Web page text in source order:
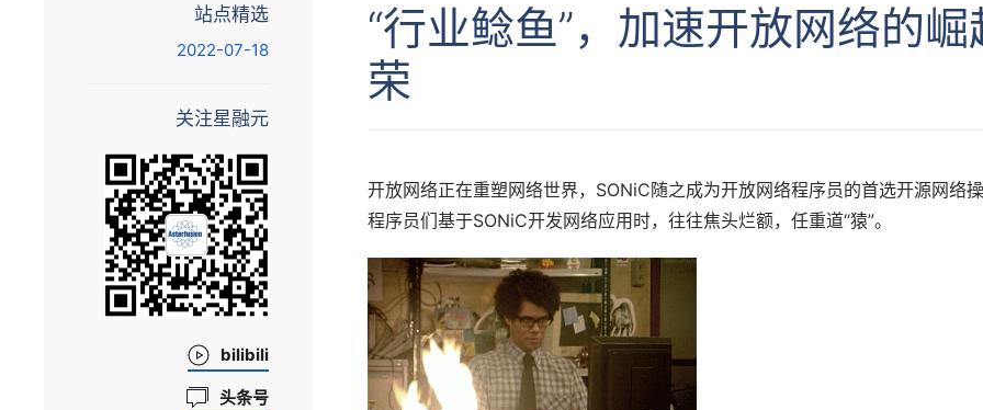
站点精选
2022-07-18
关注星融元
bilibili
头条号
“行业鲶鱼”，加速开放网络的
荣
开放网络正在重塑网络世界，SONiC随之成为开放网络程序员的首选开源网络操
程序员们基于SONiC开发网络应用时，往往焦头烂额，任重道“猿”。